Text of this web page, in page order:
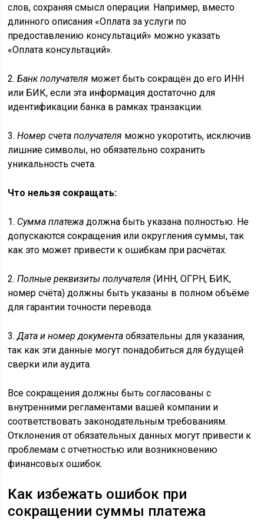
слов, сохраняя смысл операции. Например, вместо
длинного описания «Оплата за услуги по
предоставлению консультаций» можно указать
«Оплата консультаций».
2.Банк получателя может быть сокращён до его ИНН
или БИК, если эта информация достаточно для
идентификации банка в рамках транзакции.
3.Номер счета получателя можно укоротить, исключив
лишние символы, но обязательно сохранить
уникальность счета.
Что нельзя сокращать:
1. Сумма платежа должна быть указана полностью. Не
допускаются сокращения или округления суммы, так
как это может привести к ошибкам при расчётах.
2.Полные реквизиты получателя (ИНН, ОГРН, БИК,
номер счёта) должны быть указаны в полном объёме
для гарантии точности перевода.
3.Дата и номер документа обязательны для указания,
так как эти данные могут понадобиться для будущей
сверки или аудита.
Все сокращения должны быть согласованы с
внутренними регламентами вашей компании и
соответствовать законодательным требованиям.
Отклонения от обязательных данных могут привести к
проблемам с отчетностью или возникновению
финансовых ошибок.
Как избежать ошибок при
сокращении суммы платежа